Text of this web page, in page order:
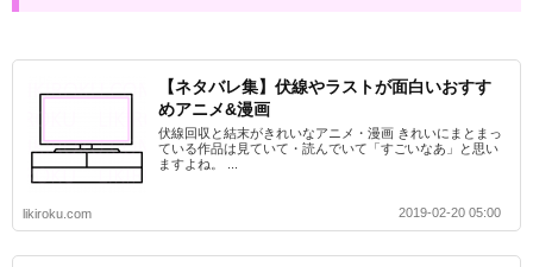
【ネタバレ集】伏線やラストが面白いおすす
めアニメ&漫画
伏線回収と結末がきれいなアニメ・漫画 きれいにまとまっ
ている作品は見ていて・読んでいて「すごいなあ」と思い
ますよね。 ...
likiroku.com 2019-02-20 05:00